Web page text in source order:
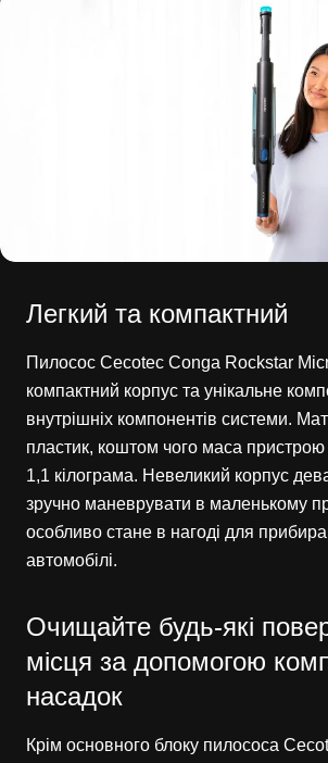
Легкий та компактний
Пилосос Cecotec Conga Rockstar
компактний корпус та унікальне
внутрішніх компонентів системи.
пластик, коштом чого маса пристрою
1,1 кілограма. Невеликий корпус
зручно маневрувати в маленькому
особливо стане в нагоді для
автомобілі.
Очищайте будь-які
місця за допомогою
насадок
Крім основного блоку пилососа